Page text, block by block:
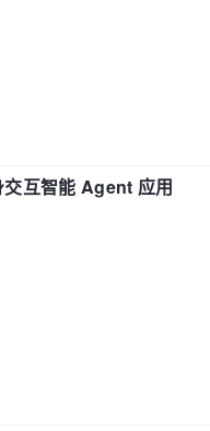
互智能 Agent 应用